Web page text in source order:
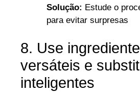
Solução: Estude o
para evitar surpresas
8. Use
versáteis e
inteligentes